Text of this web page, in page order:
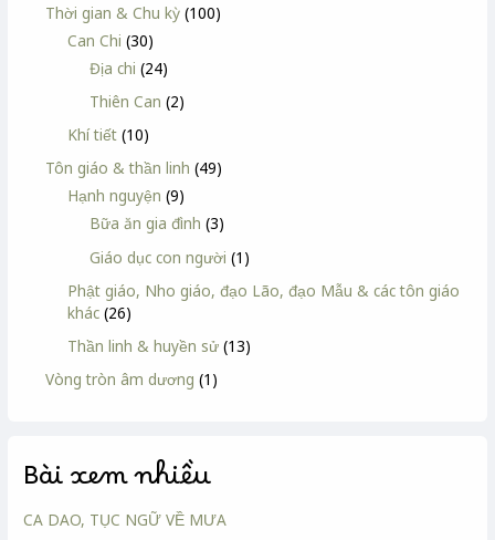
Thời gian & Chu kỳ (100)
Can Chi (30)
Địa chi (24)
Thiên Can (2)
Khí tiết (10)
Tôn giáo & thần linh (49)
Hạnh nguyện (9)
Bữa ăn gia đình (3)
Giáo dục con người (1)
Phật giáo, Nho giáo, đạo Lão, đạo Mẫu & các tôn giáo
khác (26)
Thần linh & huyền sử (13)
Vòng tròn âm dương (1)
Bài xem nhiều
CA DAO, TỤC NGỮ VỀ MƯA